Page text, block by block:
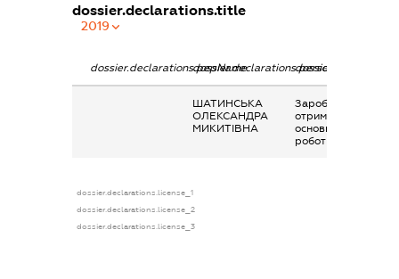
dossier.declarations.title
2019
dossier.declarations.pepNamedossier.declarations.personName
ШАТИНСЬКА
ОЛЕКСАНДРА
МИКИТІВНА
Заробітна плата
отримана за
основним місцем
роботи
dossier.declarations.license_1
dossier.declarations.license_2
dossier.declarations.license_3